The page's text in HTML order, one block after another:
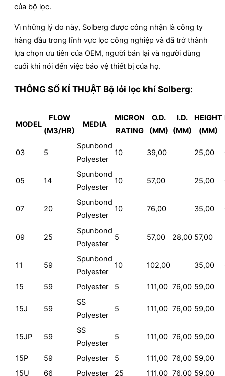
của bộ lọc.
Vì những lý do này, Solberg được công nhận là công ty
hàng đầu trong lĩnh vực lọc công nghiệp và đã trở thành
lựa chọn ưu tiên của OEM, người bán lại và người dùng
cuối khi nói đến việc bảo vệ thiết bị của họ.
THÔNG SỐ KỈ THUẬT Bộ lỏi lọc khí Solberg:
MODEL
FLOW
(M3/HR)
MEDIA
MICRON
RATING
O.D.
(MM)
I.D.
(MM)
HEIGHT
(MM)
03 5
Spunbond
Polyester
10 39,00 25,00
05 14
Spunbond
Polyester
10 57,00 25,00
07 20
Spunbond
Polyester
10 76,00 35,00
09 25
Spunbond
Polyester
5 57,00 28,00 57,00
11 59
Spunbond
Polyester
10 102,00 35,00
15 59 Polyester 5 111,00 76,00 59,00
15J 59
SS
Polyester
5 111,00 76,00 59,00
15JP 59
SS
Polyester
5 111,00 76,00 59,00
15P 59 Polyester 5 111,00 76,00 59,00
15U
66 Polyester 25 111,00 76,00 59,00